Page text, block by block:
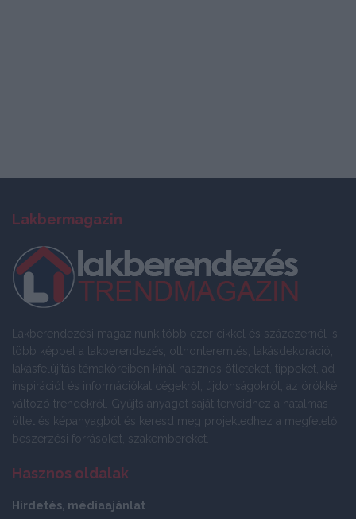
Lakbermagazin
Lakberendezési magazinunk több ezer cikkel és százezernél is
több képpel a lakberendezés, otthonteremtés, lakásdekoráció,
lakásfelújítás témaköreiben kínál hasznos ötleteket, tippeket, ad
inspirációt és információkat cégekről, újdonságokról, az örökké
változó trendekről. Gyűjts anyagot saját terveidhez a hatalmas
ötlet és képanyagból és keresd meg projektedhez a megfelelő
beszerzési forrásokat, szakembereket.
Hasznos oldalak
Hirdetés, médiaajánlat